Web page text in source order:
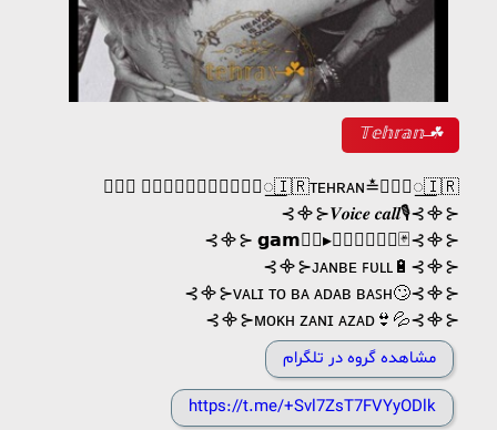
𝕋𝕖𝕙𝕣𝕒𝕟 ̶☘
𝔀𝓵𝓬 𝙞𝙧꯭𝙖꯭𝙣꯭≛꯭⃝⃭‌꯭🇮🇷ᴛᴇʜʀᴀɴ≛꯭⃝⃭‌꯭🇮🇷
⊰᯽⊱𝑽𝒐𝒊𝒄𝒆 𝒄𝒂𝒍𝒍🎙⊰᯽⊱
⊰᯽⊱ 𝗴𝗮𝗺𝗲⃟▸‌‌𝓷𝓲𝓰𝓱𝓽𝓼🃏⊰᯽⊱
⊰᯽⊱ᴊᴀɴʙᴇ ꜰᴜʟʟ🔋⊰᯽⊱
⊰᯽⊱ᴠᴀʟɪ ᴛᴏ ʙᴀ ᴀᴅᴀʙ ʙᴀꜱʜ🙄⊰᯽⊱
⊰᯽⊱ᴍᴏᴋʜ ᴢᴀɴɪ ᴀᴢᴀᴅ👙💦⊰᯽⊱
مشاهده گروه در تلگرام
https://t.me/+Svl7ZsT7FVYyODlk